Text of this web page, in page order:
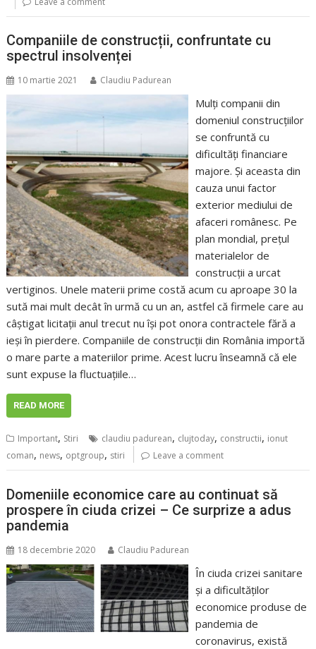
Companiile de construcții, confruntate cu
spectrul insolvenței
10 martie 2021 Claudiu Padurean
Mulți companii din
domeniul construcțiilor
se confruntă cu
dificultăți financiare
majore. Și aceasta din
cauza unui factor
exterior mediului de
afaceri românesc. Pe
plan mondial, prețul
materialelor de
construcții a urcat
vertiginos. Unele materii prime costă acum cu aproape 30 la
sută mai mult decât în urmă cu un an, astfel că firmele care au
câștigat licitații anul trecut nu își pot onora contractele fără a
ieși în pierdere. Companiile de construcții din România importă
o mare parte a materiilor prime. Acest lucru înseamnă că ele
sunt expuse la fluctuațiile…
READ MORE
Important, Stiri claudiu padurean, clujtoday, constructii, ionut
coman, news, optgroup, stiri Leave a comment
Domeniile economice care au continuat să
prospere în ciuda crizei – Ce surprize a adus
pandemia
18 decembrie 2020 Claudiu Padurean
În ciuda crizei sanitare
și a dificultăților
economice produse de
pandemia de
coronavirus, există